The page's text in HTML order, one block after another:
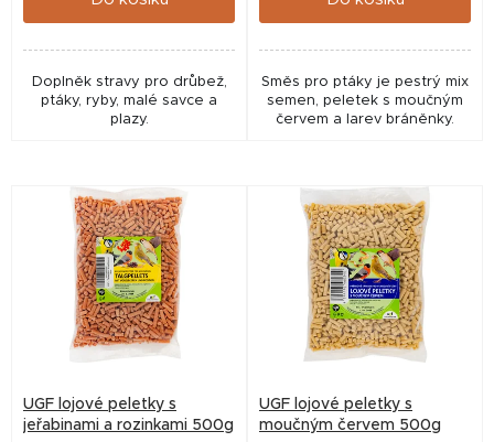
Doplněk stravy pro drůbež,
ptáky, ryby, malé savce a
plazy.
Směs pro ptáky je pestrý mix
semen, peletek s moučným
červem a larev bráněnky.
UGF lojové peletky s
jeřabinami a rozinkami 500g
UGF lojové peletky s
moučným červem 500g